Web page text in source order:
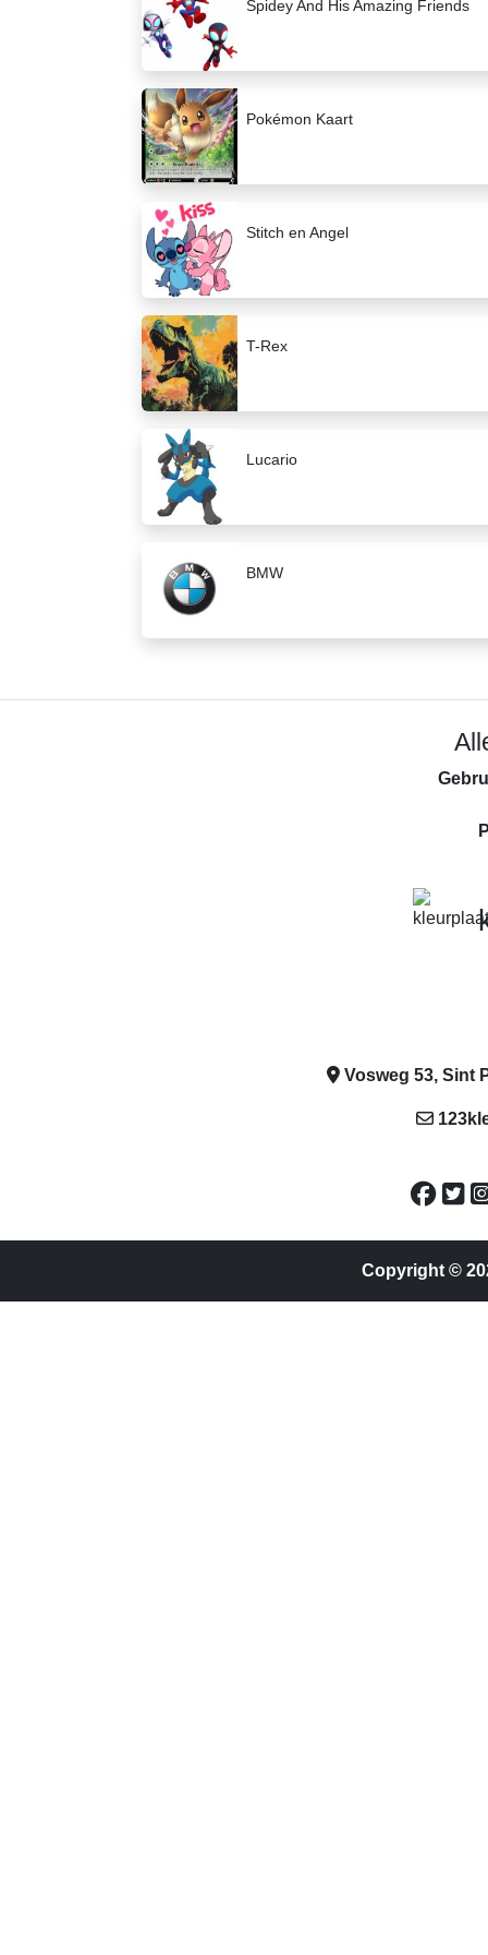
Spidey And His Amazing Friends
Pokémon Kaart
Stitch en Angel
T-Rex
Lucario
BMW
Vosweg 53, Sint
Copyright ©